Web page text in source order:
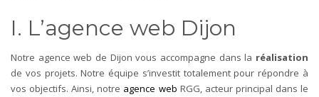
I. L’agence web Dijon
Notre agence web de Dijon vous accompagne dans la réalisation
de vos projets. Notre équipe s’investit totalement pour répondre à
vos objectifs.Ainsi, notre agence web RGG, acteur principal dans le